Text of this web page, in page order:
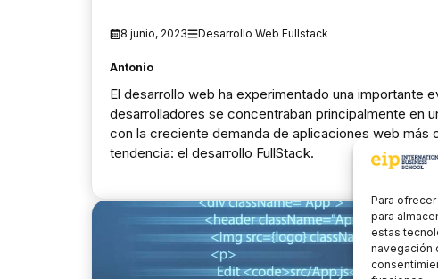
Para
para
estas
navegación
8 junio, 2023 Desarrollo Web Fullstack
Antonio
El desarrollo web ha experimentado una importante
desarrolladores se concentraban principalmente en
con la creciente demanda de aplicaciones web más
tendencia: el desarrollo FullStack.